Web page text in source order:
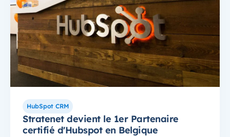
HubSpot CRM
Stratenet devient le 1er Partenaire
certifié d'Hubspot en Belgique